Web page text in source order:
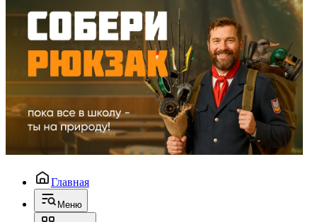
Главная
Меню